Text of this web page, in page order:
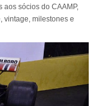
sócios do CAAMP,
vintage, milestones e